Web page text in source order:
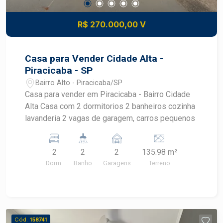
R$ 270.000,00 V
Casa para Vender Cidade Alta -
Piracicaba - SP
Bairro Alto - Piracicaba/SP
Casa para vender em Piracicaba - Bairro Cidade
Alta Casa com 2 dormitorios 2 banheiros cozinha
lavanderia 2 vagas de garagem, carros pequenos
2
Dorm.
2
Banho
2
Garagens
135.98 m²
Terreno
Cód. 158741